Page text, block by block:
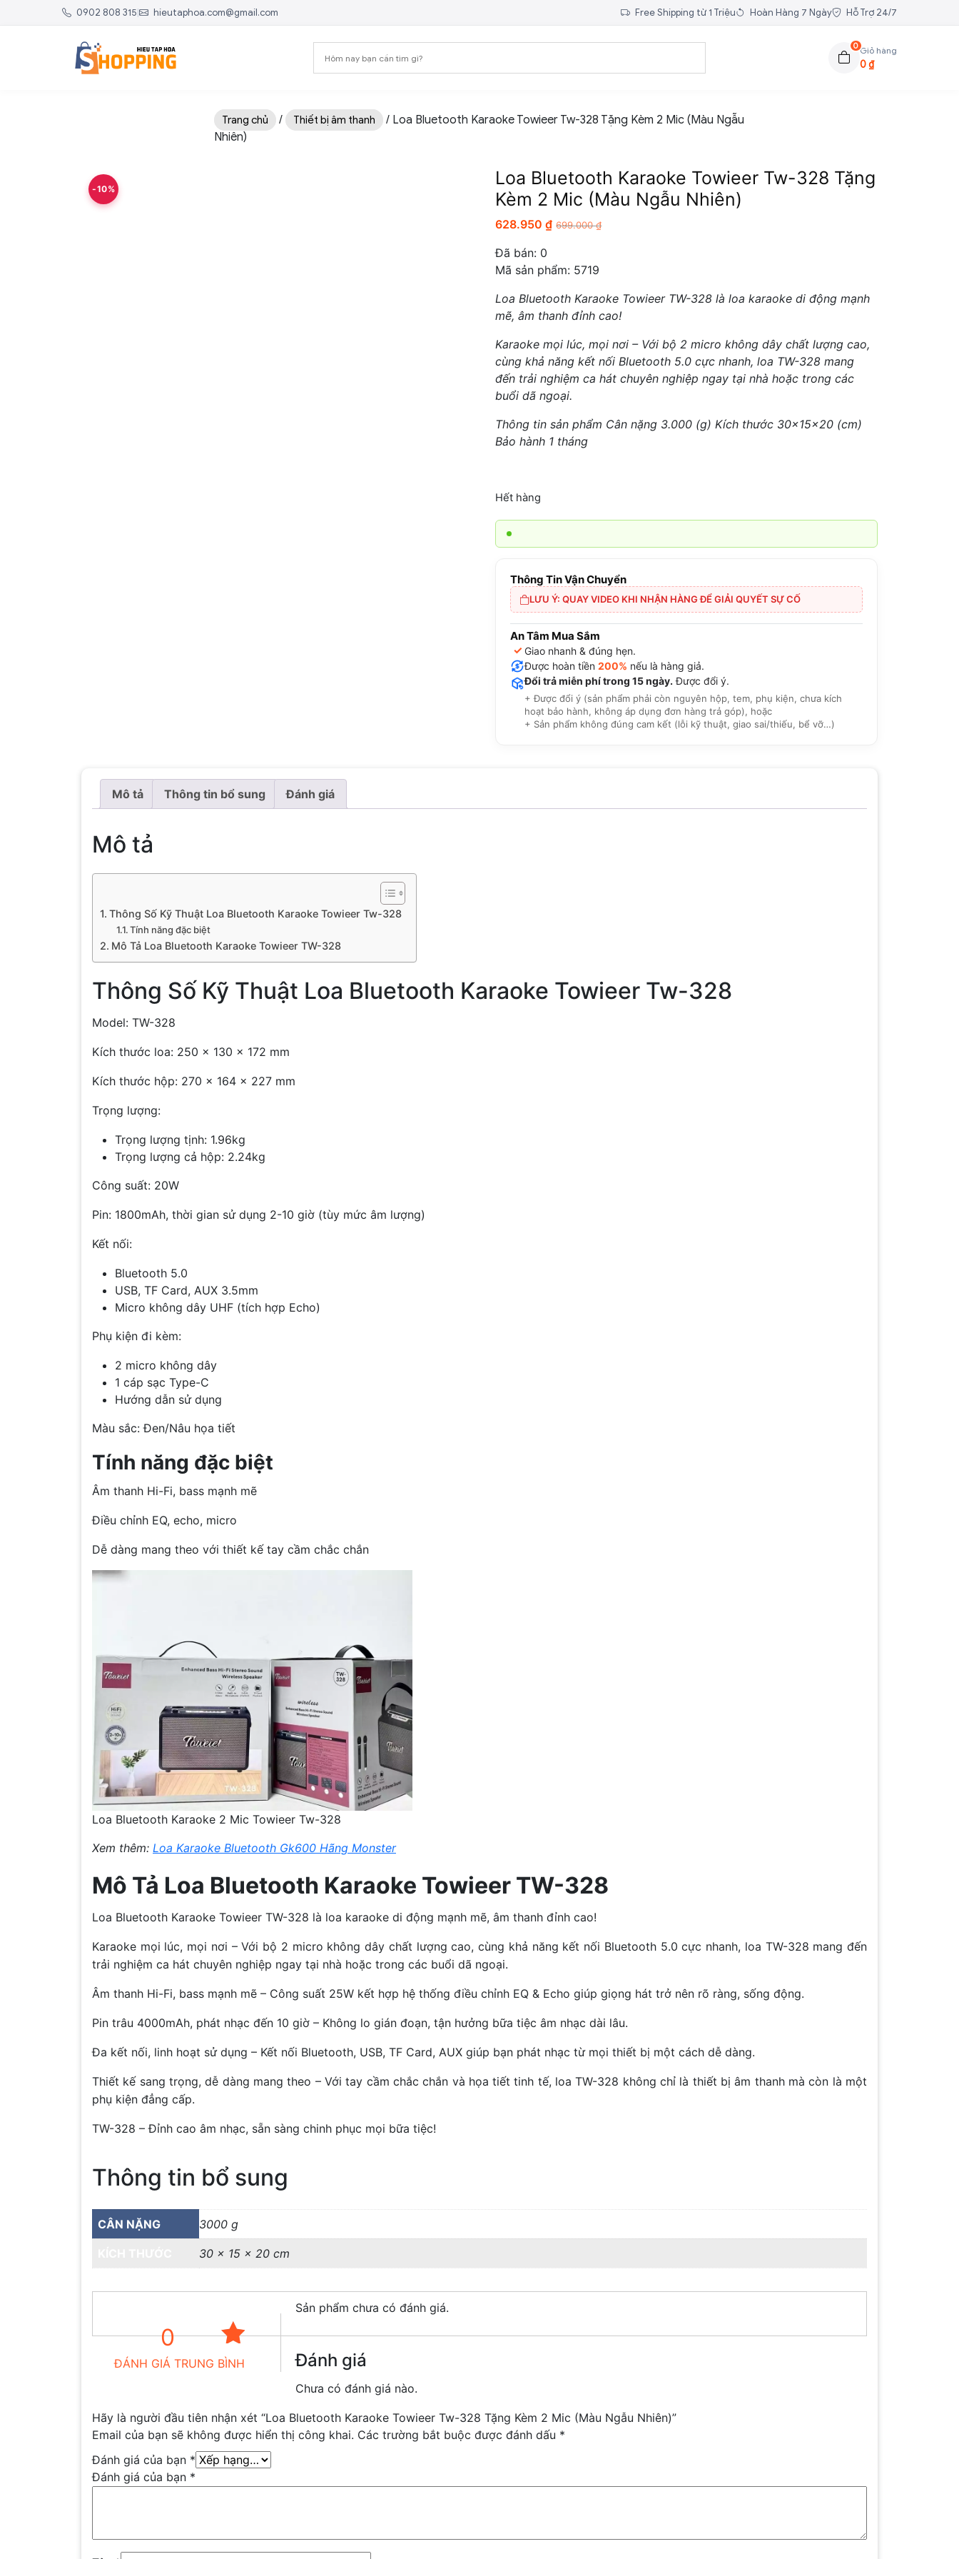
0902 808 315| hieutaphoa.com@gmail.com Free Shipping từ 1 Triệu Hoàn Hàng 7 Ngày Hỗ Trợ 24/7
0Giỏ hàng
0₫
Trang chủ / Thiết bị âm thanh
/ Loa Bluetooth Karaoke Towieer Tw-328 Tặng Kèm 2 Mic (Màu Ngẫu
Nhiên)
-10%
Loa Bluetooth Karaoke Towieer Tw-328 Tặng
Kèm 2 Mic (Màu Ngẫu Nhiên)
628.950₫ 699.000₫
Đã bán: 0
Mã sản phẩm: 5719
Loa Bluetooth Karaoke Towieer TW-328 là loa karaoke di động mạnh
mẽ, âm thanh đỉnh cao!
Karaoke mọi lúc, mọi nơi – Với bộ 2 micro không dây chất lượng cao,
cùng khả năng kết nối Bluetooth 5.0 cực nhanh, loa TW-328 mang
đến trải nghiệm ca hát chuyên nghiệp ngay tại nhà hoặc trong các
buổi dã ngoại.
Thông tin sản phẩm Cân nặng 3.000 (g) Kích thước 30x15x20 (cm)
Bảo hành 1 tháng
Hết hàng
Thông Tin Vận Chuyển
LƯU Ý: QUAY VIDEO KHI NHẬN HÀNG ĐỂ GIẢI QUYẾT SỰ CỐ
An Tâm Mua Sắm
✓ Giao nhanh & đúng hẹn.
Được hoàn tiền200% nếu là hàng giả.
Đổi trả miễn phí trong 15 ngày. Được đổi ý.
+ Được đổi ý (sản phẩm phải còn nguyên hộp, tem, phụ kiện, chưa kích
hoạt bảo hành, không áp dụng đơn hàng trả góp), hoặc
+ Sản phẩm không đúng cam kết (lỗi kỹ thuật, giao sai/thiếu, bể vỡ…)
Mô tả Thông tin bổ sung Đánh giá
Mô tả
Thông Số Kỹ Thuật Loa Bluetooth Karaoke Towieer Tw-328
Tính năng đặc biệt
Mô Tả Loa Bluetooth Karaoke Towieer TW-328
Thông Số Kỹ Thuật Loa Bluetooth Karaoke Towieer Tw-328
Model: TW-328
Kích thước loa: 250 x 130 x 172 mm
Kích thước hộp: 270 x 164 x 227 mm
Trọng lượng:
Trọng lượng tịnh: 1.96kg
Trọng lượng cả hộp: 2.24kg
Công suất: 20W
Pin: 1800mAh, thời gian sử dụng 2-10 giờ (tùy mức âm lượng)
Kết nối:
Bluetooth 5.0
USB, TF Card, AUX 3.5mm
Micro không dây UHF (tích hợp Echo)
Phụ kiện đi kèm:
2 micro không dây
1 cáp sạc Type-C
Hướng dẫn sử dụng
Màu sắc: Đen/Nâu họa tiết
Tính năng đặc biệt
Âm thanh Hi-Fi, bass mạnh mẽ
Điều chỉnh EQ, echo, micro
Dễ dàng mang theo với thiết kế tay cầm chắc chắn
Loa Bluetooth Karaoke 2 Mic Towieer Tw-328
Xem thêm: Loa Karaoke Bluetooth Gk600 Hãng Monster
Mô Tả Loa Bluetooth Karaoke Towieer TW-328
Loa Bluetooth Karaoke Towieer TW-328 là loa karaoke di động mạnh mẽ, âm thanh đỉnh cao!
Karaoke mọi lúc, mọi nơi – Với bộ 2 micro không dây chất lượng cao, cùng khả năng kết nối Bluetooth 5.0 cực nhanh, loa TW-328 mang đến
trải nghiệm ca hát chuyên nghiệp ngay tại nhà hoặc trong các buổi dã ngoại.
Âm thanh Hi-Fi, bass mạnh mẽ – Công suất 25W kết hợp hệ thống điều chỉnh EQ & Echo giúp giọng hát trở nên rõ ràng, sống động.
Pin trâu 4000mAh, phát nhạc đến 10 giờ – Không lo gián đoạn, tận hưởng bữa tiệc âm nhạc dài lâu.
Đa kết nối, linh hoạt sử dụng – Kết nối Bluetooth, USB, TF Card, AUX giúp bạn phát nhạc từ mọi thiết bị một cách dễ dàng.
Thiết kế sang trọng, dễ dàng mang theo – Với tay cầm chắc chắn và họa tiết tinh tế, loa TW-328 không chỉ là thiết bị âm thanh mà còn là một
phụ kiện đẳng cấp.
TW-328 – Đỉnh cao âm nhạc, sẵn sàng chinh phục mọi bữa tiệc!
Thông tin bổ sung
CÂN NẶNG 3000 g
30 × 15 × 20 cm
0
ĐÁNH GIÁ TRUNG BÌNH
Sản phẩm chưa có đánh giá.
Đánh giá
Chưa có đánh giá nào.
Hãy là người đầu tiên nhận xét “Loa Bluetooth Karaoke Towieer Tw-328 Tặng Kèm 2 Mic (Màu Ngẫu Nhiên)”
Email của bạn sẽ không được hiển thị công khai. Các trường bắt buộc được đánh dấu *
Đánh giá của bạn *
Đánh giá của bạn *